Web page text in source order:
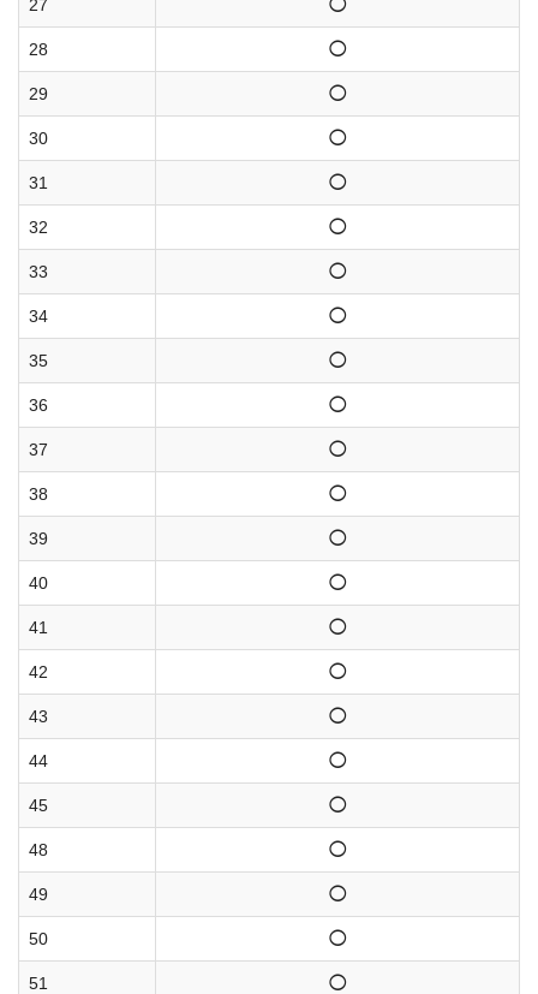
27 ◯
28 ◯
29 ◯
30 ◯
31 ◯
32 ◯
33 ◯
34 ◯
35 ◯
36 ◯
37 ◯
38 ◯
39 ◯
40 ◯
41 ◯
42 ◯
43 ◯
44 ◯
45 ◯
48 ◯
49 ◯
50 ◯
51 ◯